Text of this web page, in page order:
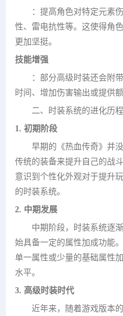
：提高角色对特定元素伤
性、雷电抗性等。这使得角
更加坚挺。
技能增强
：部分高级时装还会附带
时间、增加伤害输出或提供
二、时装系统的进化历程
1. 初期阶段
早期的《热血传奇》并没
传统的装备来提升自己的战
意识到个性化外观对于提升
的时装系统。
2. 中期发展
中期阶段，时装系统逐渐
始具备一定的属性加成功能
单一属性或少量的基础属性
水平。
3. 高级时装时代
近年来，随着游戏版本的